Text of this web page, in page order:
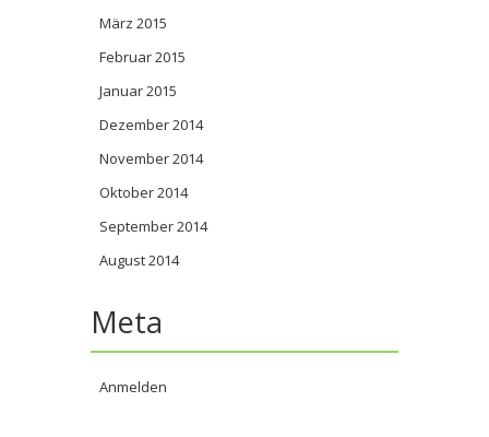
März 2015
Februar 2015
Januar 2015
Dezember 2014
November 2014
Oktober 2014
September 2014
August 2014
Meta
Anmelden